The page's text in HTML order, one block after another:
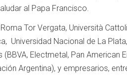
al Papa Francisco.
Tor Vergata, Università
Universidad Nacional de La
Electmetal, Pan American
Argentina), y empresarios,